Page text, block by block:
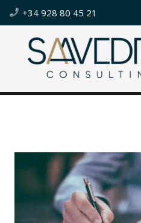
+34 928 80 45 21